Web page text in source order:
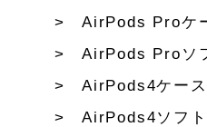
AirPods Proケ
AirPods Proソ
AirPods4ケース
AirPods4ソフ